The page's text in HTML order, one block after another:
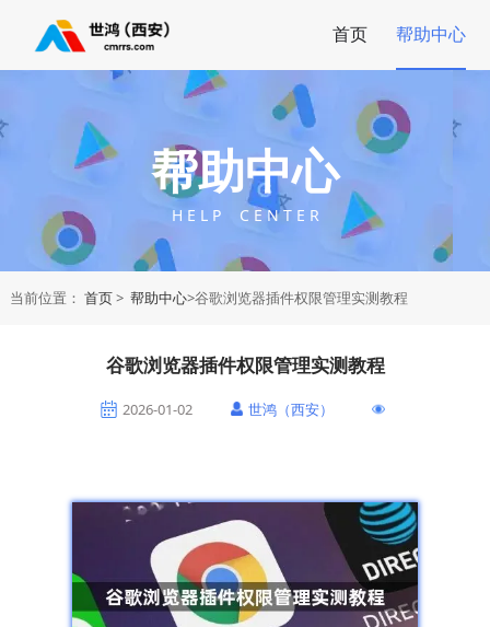
首页 帮助中心
帮助中心
H E L P C E N T E R
当前位置： 首页> 帮助中心>谷歌浏览器插件权限管理实测教程
谷歌浏览器插件权限管理实测教程
2026-01-02 世鸿（西安）